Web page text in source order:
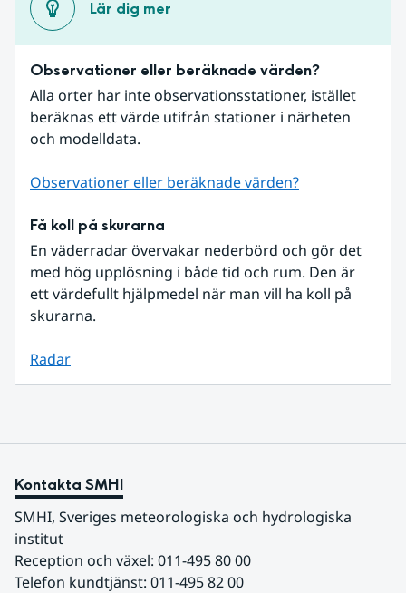
Lär dig mer
Observationer eller beräknade värden?
Alla orter har inte observationsstationer, istället
beräknas ett värde utifrån stationer i närheten
och modelldata.
Observationer eller beräknade värden?
Få koll på skurarna
En väderradar övervakar nederbörd och gör det
med hög upplösning i både tid och rum. Den är
ett värdefullt hjälpmedel när man vill ha koll på
skurarna.
Radar
Kontakta SMHI
SMHI, Sveriges meteorologiska och hydrologiska
institut
Reception och växel: 011-495 80 00
Telefon kundtjänst: 011-495 82 00